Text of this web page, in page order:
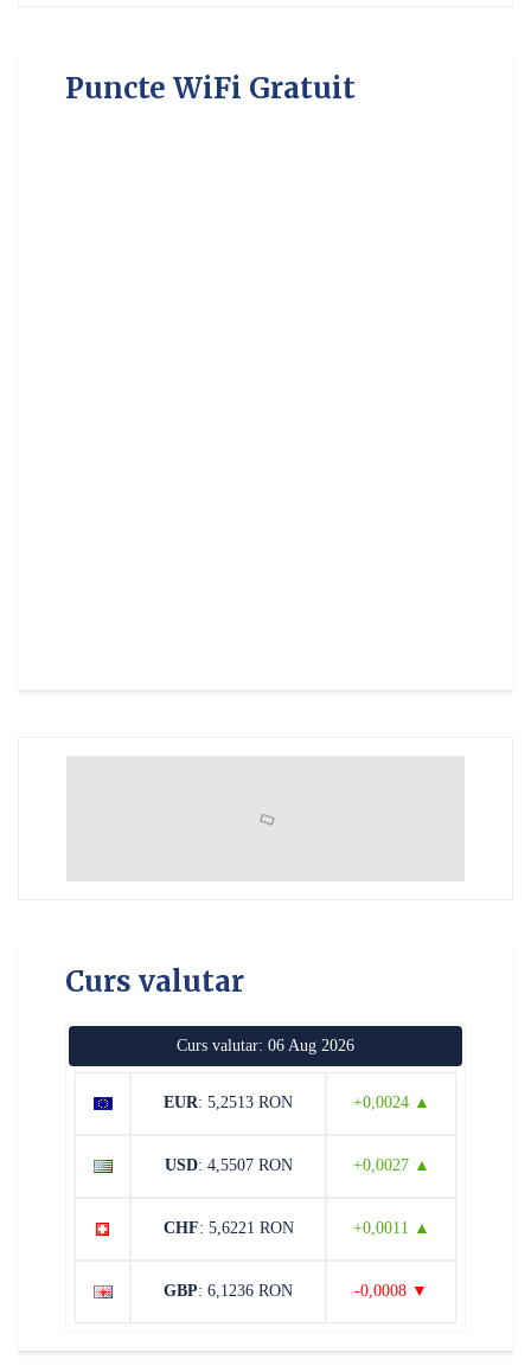
Puncte WiFi Gratuit
Curs valutar
Curs valutar: 06 Aug 2026
EUR: 5,2513 RON +0,0024 ▲
USD: 4,5507 RON +0,0027 ▲
CHF: 5,6221 RON +0,0011 ▲
GBP: 6,1236 RON -0,0008 ▼